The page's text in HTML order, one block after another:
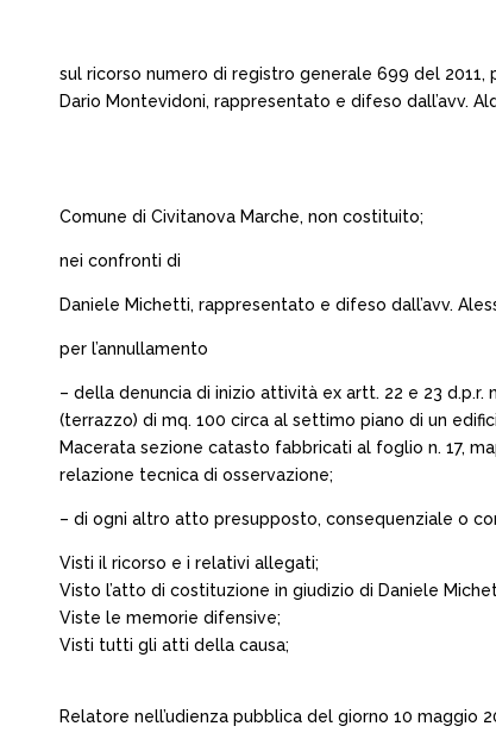
sul ricorso numero di registro generale 699 del 2011,
Dario Montevidoni, rappresentato e difeso dall’avv.
Comune di Civitanova Marche, non costituito;
nei confronti di
Daniele Michetti, rappresentato e difeso dall’avv.
per l’annullamento
– della denuncia di inizio attività ex artt. 22 e 23
(terrazzo) di mq. 100 circa al settimo piano di un
Macerata sezione catasto fabbricati al foglio n. 17,
relazione tecnica di osservazione;
– di ogni altro atto presupposto, consequenziale o
Visti il ricorso e i relativi allegati;
Visto l’atto di costituzione in giudizio di Daniele
Viste le memorie difensive;
Visti tutti gli atti della causa;
Relatore nell’udienza pubblica del giorno 10